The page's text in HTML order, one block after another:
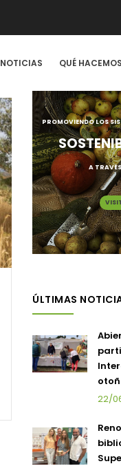
NOTICIAS QUÉ HACEMOS
PROMOVIENDO LOS
A
ÚLTIMAS
22/